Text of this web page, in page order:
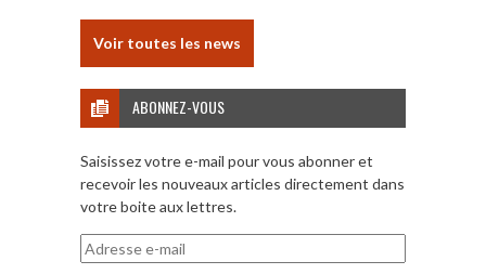
Voir toutes les news
ABONNEZ-VOUS
Saisissez votre e-mail pour vous abonner et
recevoir les nouveaux articles directement dans
votre boite aux lettres.
Adresse
e-